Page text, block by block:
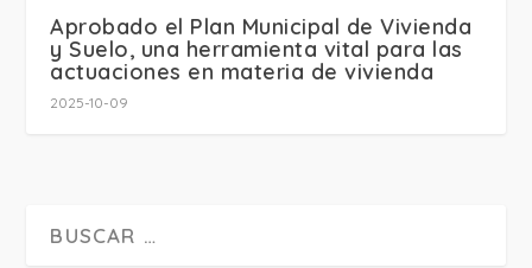
Aprobado el Plan Municipal de Vivienda
y Suelo, una herramienta vital para las
actuaciones en materia de vivienda
2025-10-09